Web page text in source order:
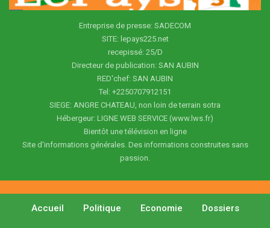
Entreprise de presse: SADECOM
SITE: lepays225.net
recepissé: 25/D
Directeur de publication: SAN AUBIN
RED'chef: SAN AUBIN
Tel: +2250707912151
SIEGE: ANGRE CHATEAU, non loin de terrain sotra
Hébergeur: LIGNE WEB SERVICE (www.lws.fr)
Bientôt une télévision en ligne
Site d'informations générales. Des informations construites sans
passion.
Accueil Politique Economie Dossiers